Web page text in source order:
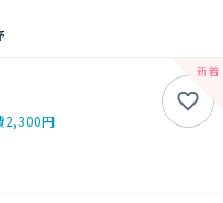
2,300円